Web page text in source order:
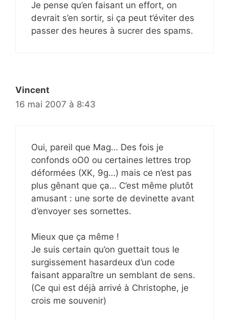
Je pense qu’en faisant un effort, on
devrait s’en sortir, si ça peut t’éviter des
passer des heures à sucrer des spams.
Vincent
16 mai 2007 à 8:43
Oui, pareil que Mag… Des fois je
confonds oO0 ou certaines lettres trop
déformées (XK, 9g…) mais ce n’est pas
plus gênant que ça… C’est même plutôt
amusant : une sorte de devinette avant
d’envoyer ses sornettes.
Mieux que ça même !
Je suis certain qu’on guettait tous le
surgissement hasardeux d’un code
faisant apparaître un semblant de sens.
(Ce qui est déjà arrivé à Christophe, je
crois me souvenir)